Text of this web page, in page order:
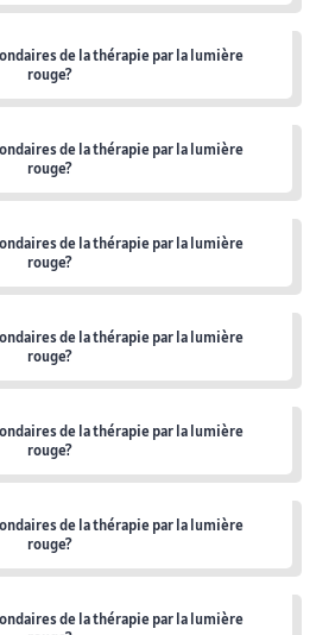
de la thérapie par la lumière
rouge?
de la thérapie par la lumière
rouge?
de la thérapie par la lumière
rouge?
de la thérapie par la lumière
rouge?
de la thérapie par la lumière
rouge?
de la thérapie par la lumière
rouge?
de la thérapie par la lumière